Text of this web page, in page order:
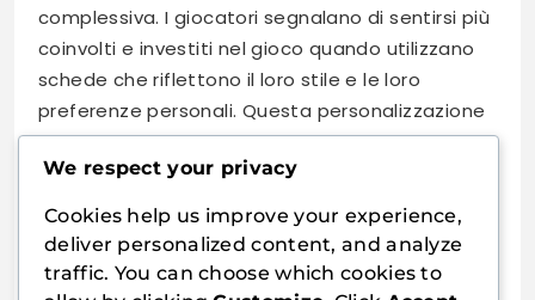
complessiva. I giocatori segnalano di sentirsi più
coinvolti e investiti nel gioco quando utilizzano
schede che riflettono il loro stile e le loro
preferenze personali. Questa personalizzazione
favorisce un senso di appartenenza e orgoglio
nel gioco.
Inoltre, la chiarezza fornita dai formati di
punteggio su misura contribuisce a
un’esperienza di gioco più piacevole. I giocatori
We respect your privacy
Cookies help us improve your experience,
deliver personalized content, and analyze
traffic. You can choose which cookies to